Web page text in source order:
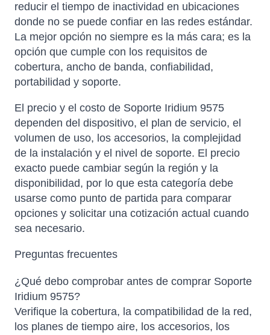
reducir el tiempo de inactividad en ubicaciones
donde no se puede confiar en las redes estándar.
La mejor opción no siempre es la más cara; es la
opción que cumple con los requisitos de
cobertura, ancho de banda, confiabilidad,
portabilidad y soporte.
El precio y el costo de Soporte Iridium 9575
dependen del dispositivo, el plan de servicio, el
volumen de uso, los accesorios, la complejidad
de la instalación y el nivel de soporte. El precio
exacto puede cambiar según la región y la
disponibilidad, por lo que esta categoría debe
usarse como punto de partida para comparar
opciones y solicitar una cotización actual cuando
sea necesario.
Preguntas frecuentes
¿Qué debo comprobar antes de comprar Soporte
Iridium 9575?
Verifique la cobertura, la compatibilidad de la red,
los planes de tiempo aire, los accesorios, los